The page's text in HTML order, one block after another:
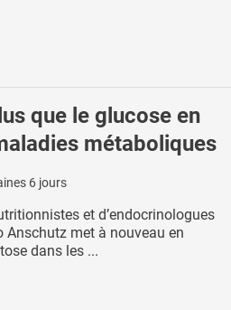
que le glucose en
métaboliques
6 jours
et d’endocrinologues
Anschutz met à nouveau en
dans les ...